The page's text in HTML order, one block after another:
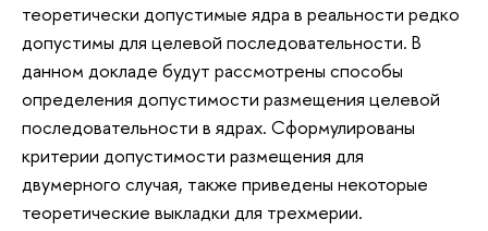
теоретически допустимые ядра в реальности редко
допустимы для целевой последовательности. В
данном докладе будут рассмотрены способы
определения допустимости размещения целевой
последовательности в ядрах. Сформулированы
критерии допустимости размещения для
двумерного случая, также приведены некоторые
теоретические выкладки для трехмерии.